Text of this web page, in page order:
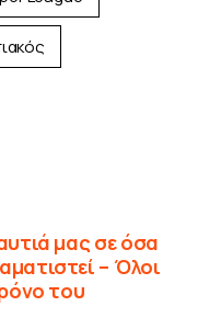
μας σε όσα
– Όλοι
του